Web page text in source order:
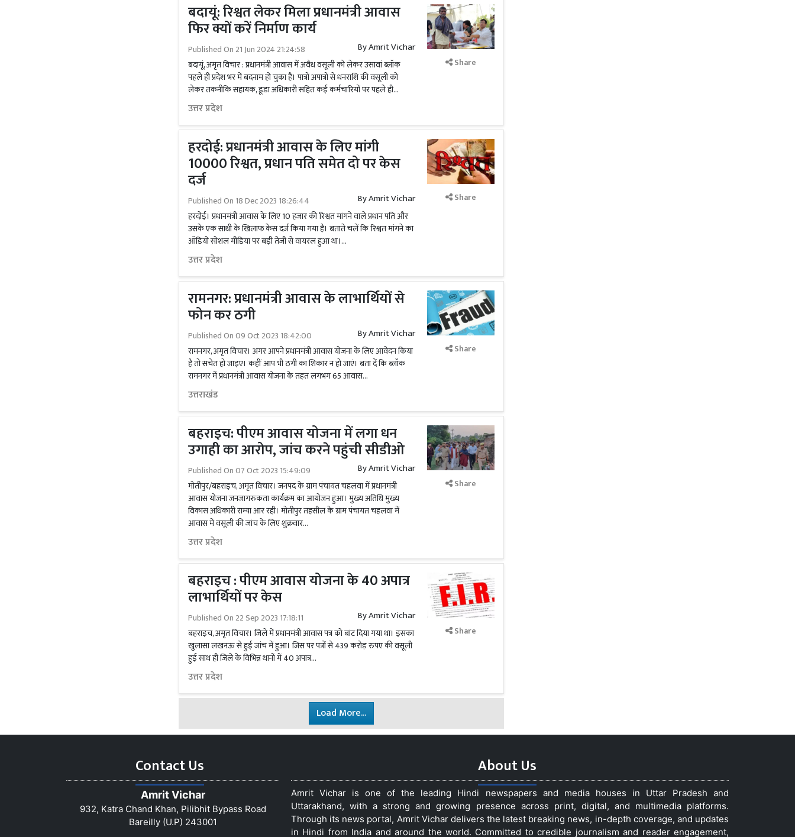
बदायूं: रिश्वत लेकर मिला प्रधानमंत्री आवास
फिर क्यों करें निर्माण कार्य
Published On 21 Jun 2024 21:24:58 ByAmrit Vichar
बदायूं, अमृत विचार : प्रधानमंत्री आवास में अवैध वसूली को लेकर उसावां ब्लॉक
पहले ही प्रदेश भर में बदनाम हो चुका है। पात्रों अपात्रों से धनराशि की वसूली को
लेकर तकनीकि सहायक, डूडा अधिकारी सहित कई कर्मचारियों पर पहले ही...
उत्तर प्रदेश
Share
हरदोई: प्रधानमंत्री आवास के लिए मांगी
10000 रिश्वत, प्रधान पति समेत दो पर केस
दर्ज
Published On 18 Dec 2023 18:26:44 ByAmrit Vichar
हरदोई। प्रधानमंत्री आवास के लिए 10 हजार की रिश्वत मांगने वाले प्रधान पति और
उसके एक साथी के खिलाफ केस दर्ज किया गया है। बताते चलें कि रिश्वत मांगने का
ऑडियो सोशल मीडिया पर बड़ी तेजी से वायरल हुआ था।...
उत्तर प्रदेश
Share
रामनगर: प्रधानमंत्री आवास के लाभार्थियों से
फोन कर ठगी
Published On09 Oct 2023 18:42:00 ByAmrit Vichar
रामनगर, अमृत विचार। अगर आपने प्रधानमंत्री आवास योजना के लिए आवेदन किया
है तो सचेत हो जाइए। कहीं आप भी ठगी का शिकार न हो जाएं। बता दें कि ब्लॉक
रामनगर में प्रधानमंत्री आवास योजना के तहत लगभग 65 आवास...
उत्तराखंड
Share
बहराइच: पीएम आवास योजना में लगा धन
उगाही का आरोप, जांच करने पहुंची सीडीओ
Published On07 Oct 2023 15:49:09 ByAmrit Vichar
मोतीपुर/बहराइच, अमृत विचार। जनपद के ग्राम पंचायत चहलवा में प्रधानमंत्री
आवास योजना जनजागरुकता कार्यक्रम का आयोजन हुआ। मुख्य अतिथि मुख्य
विकास अधिकारी राम्या आर रही। मोतीपुर तहसील के ग्राम पंचायत चहलवा में
आवास में वसूली की जांच के लिए शुक्रवार...
उत्तर प्रदेश
Share
बहराइच : पीएम आवास योजना के 40 अपात्र
लाभार्थियों पर केस
Published On 22 Sep 2023 17:18:11 ByAmrit Vichar
बहराइच, अमृत विचार। जिले में प्रधानमंत्री आवास पत्र को बांट दिया गया था। इसका
खुलासा लखनऊ से हुई जांच में हुआ। जिस पर पत्रों से 439 करोड़ रुपए की वसूली
हुई साथ ही जिले के विभिन्न थानों में 40 अपात्र...
उत्तर प्रदेश
Share
Load More...
Contact Us
Amrit Vichar
932, Katra Chand Khan, Pilibhit Bypass Road
Bareilly (U.P) 243001
About Us
Amrit Vichar is one of the leading Hindi newspapers and media houses in Uttar Pradesh and
Uttarakhand, with a strong and growing presence across print, digital, and multimedia platforms.
Through its news portal, Amrit Vichar delivers the latest breaking news, in-depth coverage, and updates
in Hindi from India and around the world. Committed to credible journalism and reader engagement,